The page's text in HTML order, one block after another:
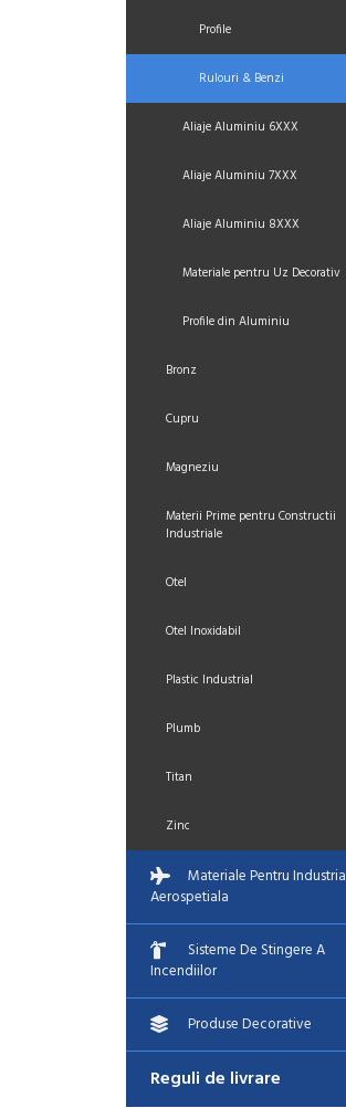
Profile
Rulouri & Benzi
Aliaje Aluminiu 6XXX
Aliaje Aluminiu 7XXX
Aliaje Aluminiu 8XXX
Materiale pentru Uz Decorativ
Profile din Aluminiu
Bronz
Cupru
Magneziu
Materii Prime pentru Constructii
Industriale
Otel
Otel Inoxidabil
Plastic Industrial
Plumb
Titan
Zinc
Materiale Pentru Industria
Aerospetiala
Sisteme De Stingere A
Incendiilor
Produse Decorative
Reguli de livrare